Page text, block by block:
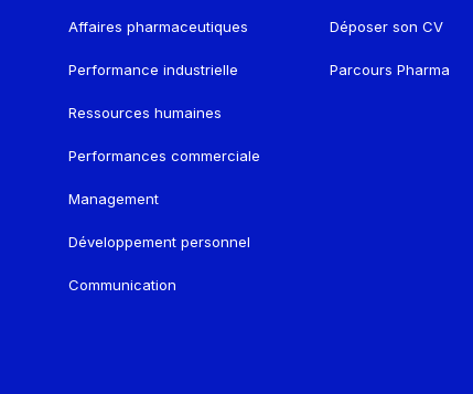
Affaires pharmaceutiques
Performance industrielle
Ressources humaines
Performances commerciale
Management
Développement personnel
Communication
Déposer son CV
Parcours Pharma